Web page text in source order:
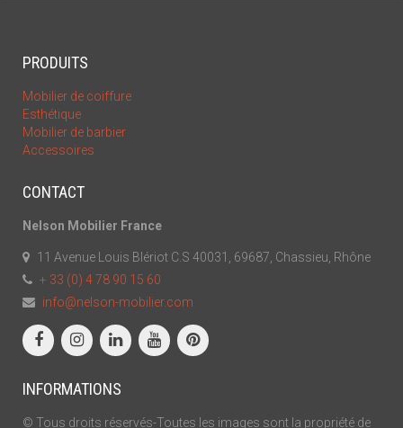
PRODUITS
Mobilier de coiffure
Esthétique
Mobilier de barbier
Accessoires
CONTACT
Nelson Mobilier France
11 Avenue Louis Blériot C.S 40031, 69687, Chassieu, Rhône
+ 33 (0) 4 78 90 15 60
info@nelson-mobilier.com
INFORMATIONS
© Tous droits réservés-Toutes les images sont la propriété de